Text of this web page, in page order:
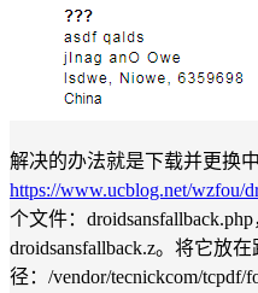
解决的办法就是下载并更换
https://www.ucblog.net/wzfou/
个文件：droidsansfallback.php
droidsansfallback.z。将它放在
径：/vendor/tecnickcom/tcpdf/